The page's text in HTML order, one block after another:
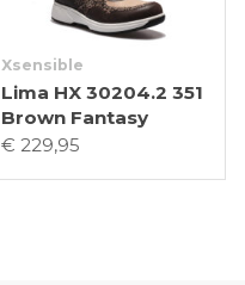
Xsensible
Lima HX 30204.2 351
Brown Fantasy
€ 229,95